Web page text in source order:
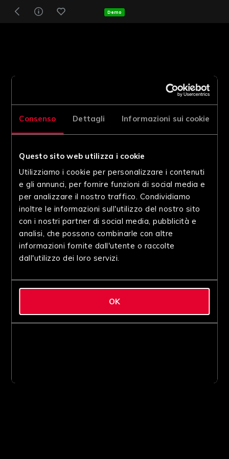
Consenso Dettagli Informazioni sui cookie
Questo sito web utilizza i cookie
Utilizziamo i cookie per personalizzare i contenuti
e gli annunci, per fornire funzioni di social media e
per analizzare il nostro traffico. Condividiamo
inoltre le informazioni sull'utilizzo del nostro sito
con i nostri partner di social media, pubblicità e
analisi, che possono combinarle con altre
informazioni fornite dall'utente o raccolte
dall'utilizzo dei loro servizi.
OK
Demo